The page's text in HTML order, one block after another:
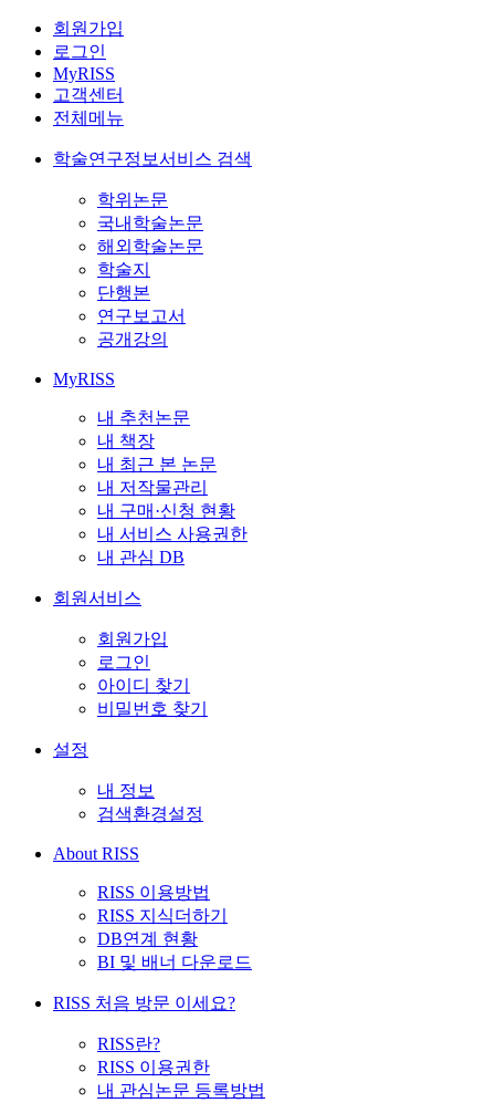
회원가입
로그인
MyRISS
고객센터
전체메뉴
학술연구정보서비스 검색
학위논문
국내학술논문
해외학술논문
학술지
단행본
연구보고서
공개강의
MyRISS
내 추천논문
내 책장
내 최근 본 논문
내 저작물관리
내 구매·신청 현황
내 서비스 사용권한
내 관심 DB
회원서비스
회원가입
로그인
아이디 찾기
비밀번호 찾기
설정
내 정보
검색환경설정
About RISS
RISS 이용방법
RISS 지식더하기
DB연계 현황
BI 및 배너 다운로드
RISS 처음 방문 이세요?
RISS란?
RISS 이용권한
내 관심논문 등록방법